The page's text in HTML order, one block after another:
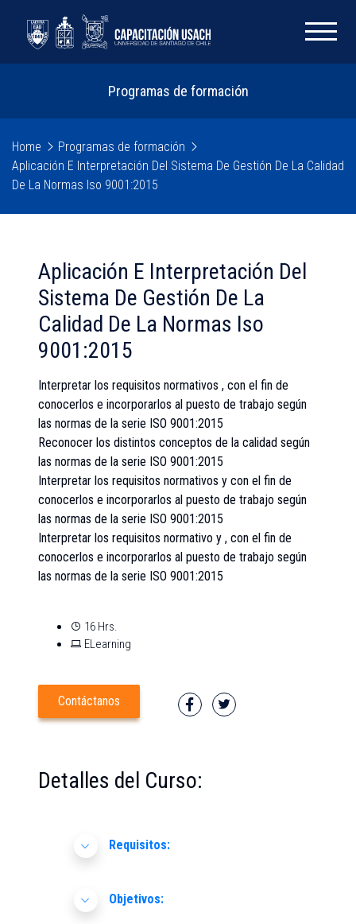
Programas de formación
Home
Programas de formación
Aplicación E Interpretación Del Sistema De Gestión De La Calidad
De La Normas Iso 9001:2015
Aplicación E Interpretación Del
Sistema De Gestión De La
Calidad De La Normas Iso
9001:2015
Interpretar los requisitos normativos , con el fin de
conocerlos e incorporarlos al puesto de trabajo según
las normas de la serie ISO 9001:2015
Reconocer los distintos conceptos de la calidad según
las normas de la serie ISO 9001:2015
Interpretar los requisitos normativos y con el fin de
conocerlos e incorporarlos al puesto de trabajo según
las normas de la serie ISO 9001:2015
Interpretar los requisitos normativo y , con el fin de
conocerlos e incorporarlos al puesto de trabajo según
las normas de la serie ISO 9001:2015
16 Hrs.
ELearning
Contáctanos
Detalles del Curso:
Requisitos:
Objetivos: